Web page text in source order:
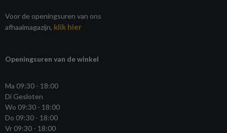
Voor de openingsuren van ons
afhaalmagazijn, klik hier
Openingsuren van de winkel
Ma 09:30 - 18:00
Di Gesloten
Wo 09:30 - 18:00
Do 09:30 - 18:00
Vr 09:30 - 18:00